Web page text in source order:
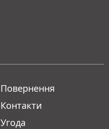
Повернення
Контакти
Угода